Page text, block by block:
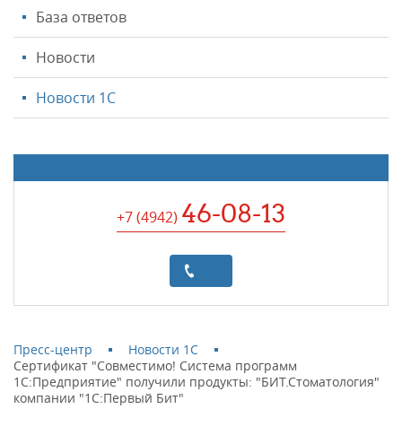
База ответов
Новости
Новости 1С
+7 (4942) 46-08-13
Пресс-центр
Новости 1С
Сертификат "Совместимо! Система программ
1С:Предприятие" получили продукты: "БИТ.Стоматология"
компании "1С:Первый Бит"